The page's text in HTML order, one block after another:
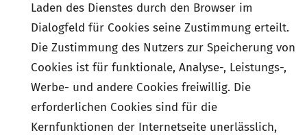
Laden des Dienstes durch den Browser im
Dialogfeld für Cookies seine Zustimmung erteilt.
Die Zustimmung des Nutzers zur Speicherung von
Cookies ist für funktionale, Analyse-, Leistungs-,
Werbe- und andere Cookies freiwillig. Die
erforderlichen Cookies sind für die
Kernfunktionen der Internetseite unerlässlich,